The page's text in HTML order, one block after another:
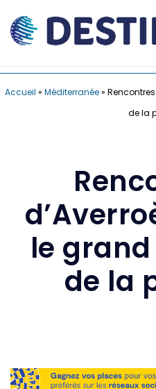
Accueil » Méditerranée»
de la
le
de la